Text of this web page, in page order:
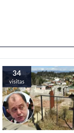
34
visitas